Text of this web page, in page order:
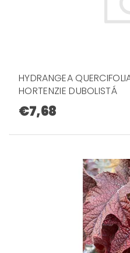
HYDRANGEA
HORTENZIE DUBOLISTÁ
€7,68